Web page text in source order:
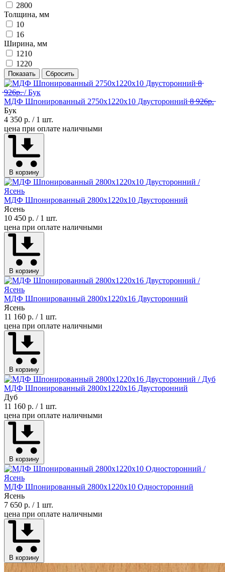
2800
Толщина, мм
10
16
Ширина, мм
1210
1220
Показать Сбросить
МДФ Шпонированный 2750х1220х10 Двусторонний ̶8̶ ̶9̶2̶6̶р̶.̶
Бук
4 350 р. / 1 шт.
цена при оплате наличными
В корзину
МДФ Шпонированный 2800х1220х10 Двусторонний
Ясень
10 450 р. / 1 шт.
цена при оплате наличными
В корзину
МДФ Шпонированный 2800х1220х16 Двусторонний
Ясень
11 160 р. / 1 шт.
цена при оплате наличными
В корзину
МДФ Шпонированный 2800х1220х16 Двусторонний
Дуб
11 160 р. / 1 шт.
цена при оплате наличными
В корзину
МДФ Шпонированный 2800х1220х10 Односторонний
Ясень
7 650 р. / 1 шт.
цена при оплате наличными
В корзину